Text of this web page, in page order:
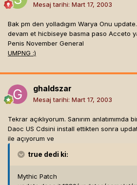
Mesaj tarihi: Mart 17, 2003
Bak pm den yolladıgım Warya Onu
devam et hicbiseye basma paso Acceto
Penis November General
UMPNG :)
ghaldszar
Mesaj tarihi: Mart 17, 2003
Tekrar açıklıyorum. Sanırım anlatımımda
Daoc US Cdsini install ettikten sonra
ile açıyorum ve
true dedi ki:
Mythic Patch